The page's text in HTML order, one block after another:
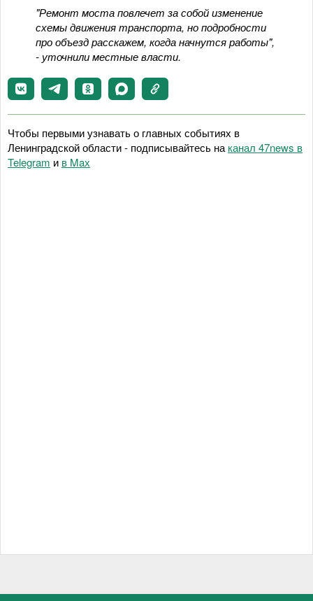
"Ремонт моста повлечет за собой изменение
схемы движения транспорта, но подробности
про объезд расскажем, когда начнутся работы",
- уточнили местные власти.
Чтобы первыми узнавать о главных событиях в
Ленинградской области - подписывайтесь на канал 47news в
Telegram и в Maх